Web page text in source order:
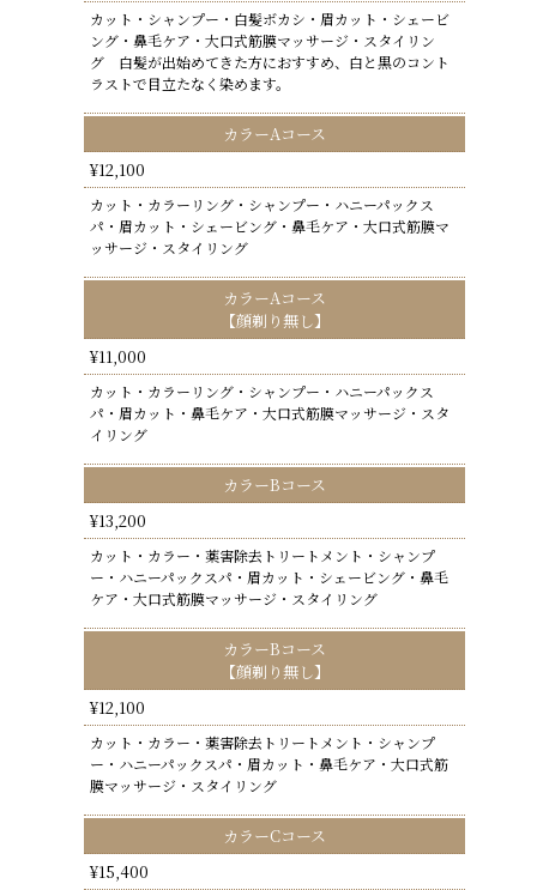
カット・シャンプー・白髪ボカシ・眉カット・シェービ
ング・鼻毛ケア・大口式筋膜マッサージ・スタイリン
グ 白髪が出始めてきた方におすすめ、白と黒のコント
ラストで目立たなく染めます。
カラーAコース
¥12,100
カット・カラーリング・シャンプー・ハニーパックス
パ・眉カット・シェービング・鼻毛ケア・大口式筋膜マ
ッサージ・スタイリング
カラーAコース
【顔剃り無し】
¥11,000
カット・カラーリング・シャンプー・ハニーパックス
パ・眉カット・鼻毛ケア・大口式筋膜マッサージ・スタ
イリング
カラーBコース
¥13,200
カット・カラー・薬害除去トリートメント・シャンプ
ー・ハニーパックスパ・眉カット・シェービング・鼻毛
ケア・大口式筋膜マッサージ・スタイリング
カラーBコース
【顔剃り無し】
¥12,100
カット・カラー・薬害除去トリートメント・シャンプ
ー・ハニーパックスパ・眉カット・鼻毛ケア・大口式筋
膜マッサージ・スタイリング
カラーCコース
¥15,400